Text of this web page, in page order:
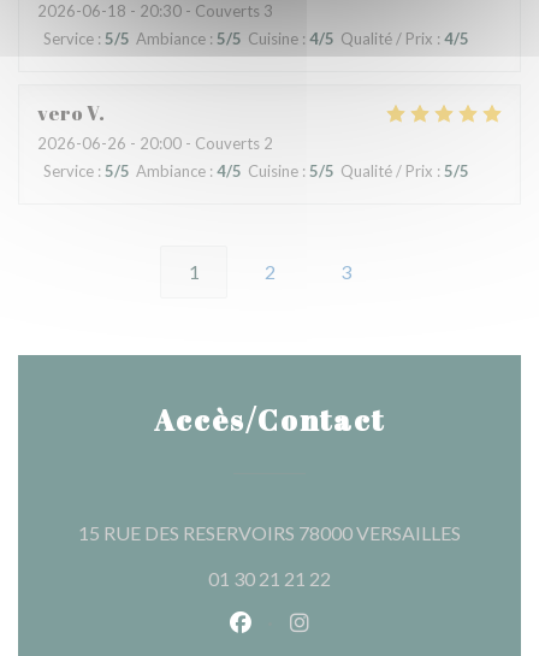
2026-06-18 - 20:30 - Couverts 3
Service : 5/5 Ambiance : 5/5 Cuisine : 4/5 Qualité / Prix : 4/5
veroV
2026-06-26 - 20:00 - Couverts 2
Service :5/5 Ambiance : 4/5 Cuisine : 5/5 Qualité / Prix : 5/5
1 2 3
Accès/Contact
15 RUE DES RESERVOIRS 78000 VERSAILLES
01 30 21 21 22
Facebook ((ouvre une
Instagram ((ouvre une